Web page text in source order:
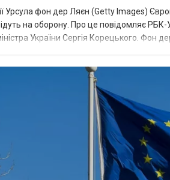
Урсула фон дер Ляєн (Getty Images)
на оборону. Про це повідомляє
України Сергія Корецького. Фон